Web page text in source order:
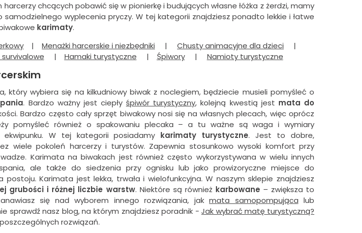
chcących pobawić się w pionierkę i budujących własne łóżka z żerdzi, mamy
samodzielnego wyplecenia pryczy. W tej kategorii znajdziesz ponadto lekkie i łatwe
karimaty.
| Menażki harcerskie i niezbędniki | Chusty animacyjne dla dzieci |
| Hamaki turystyczne | Śpiwory| Namioty turystyczne
który wybiera się na kilkudniowy biwak z noclegiem, będziecie musieli pomyśleć o
. Bardzo ważny jest ciepły śpiwór turystyczny, kolejną kwestią jest mata do
Bardzo często cały sprzęt biwakowy nosi się na własnych plecach, więc oprócz
pomyśleć również o spakowaniu plecaka – a tu ważne są waga i wymiary
ekwipunku. W tej kategorii posiadamy karimaty turystyczne. Jest to dobre,
wiele pokoleń harcerzy i turystów. Zapewnia stosunkowo wysoki komfort przy
Karimata na biwakach jest również często wykorzystywana w wielu innych
ale także do siedzenia przy ognisku lub jako prowizoryczne miejsce do
postoju. Karimata jest lekka, trwała i wielofunkcyjna. W naszym sklepie znajdziesz
grubości i różnej liczbie warstw. Niektóre są również karbowane – zwiększa to
się nad wyborem innego rozwiązania, jak mata samopompująca lub
sprawdź nasz blog, na którym znajdziesz poradnik -Jak wybrać matę turystyczną?
rozwiązań.